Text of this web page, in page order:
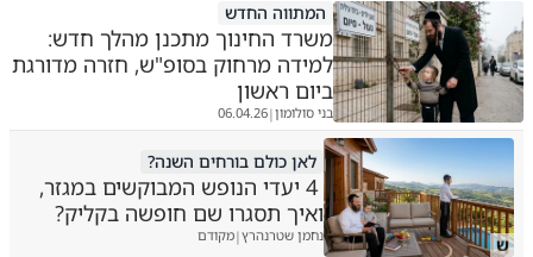
המתווה החדש
משרד החינוך מתכנן מהלך חדש:
למידה מרחוק בסופ"ש, חזרה מדורגת
ביום ראשון
בני סולומון|
06.04.26
ש
לאן כולם בורחים השנה?
4 יעדי הנופש המבוקשים במגזר,
ואיך תסגרו שם חופשה בקליק?
נחמן שטרנהרץ|מקודם